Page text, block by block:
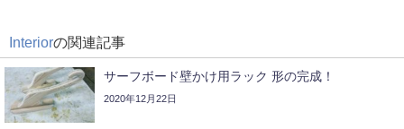
Interiorの関連記事
サーフボード壁かけ用ラック 形の完成！
2020年12月22日